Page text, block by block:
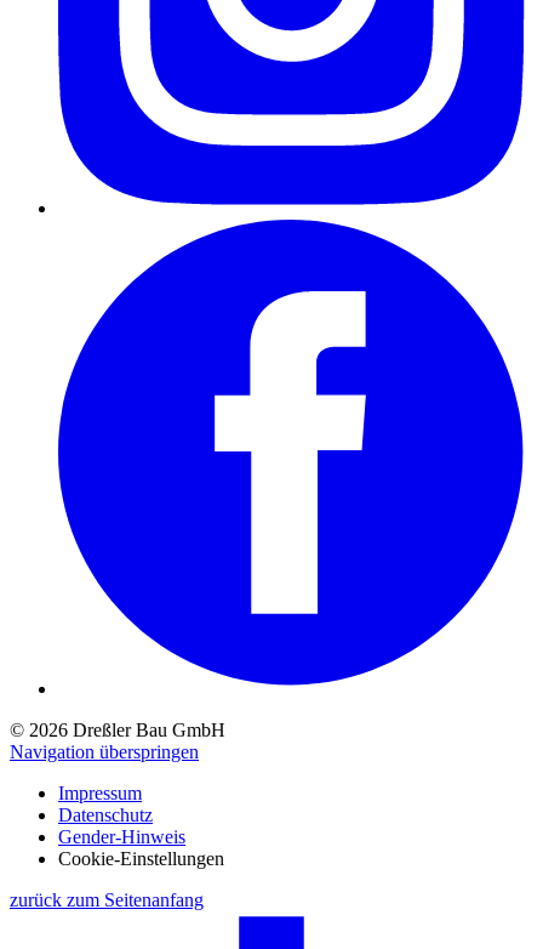
© 2026 Dreßler Bau GmbH
Navigation überspringen
Impressum
Datenschutz
Gender-Hinweis
Cookie-Einstellungen
zurück zum Seitenanfang